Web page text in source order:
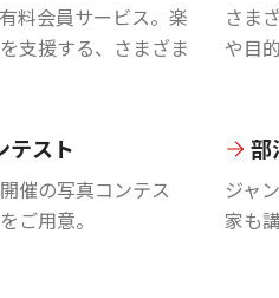
料会員サービス。楽
支援する、さまざま
さま
や目
テスト
催の写真コンテス
ご用意。
部
ジャ
家も